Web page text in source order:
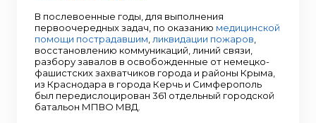
В послевоенные годы, для выполнения
первоочередных задач, по оказанию медицинской
помощи пострадавшим ликвидации пожаров
восстановлению коммуникаций, линий связи,
разбору завалов в освобожденные от немецко-
фашистских захватчиков города и районы Крыма,
из Краснодара в города Керчь и Симферополь
был передислоцирован 361 отдельный городской
батальон МПВО МВД.